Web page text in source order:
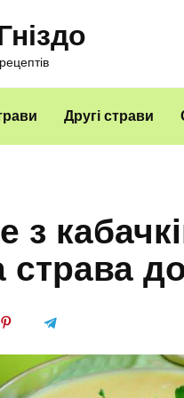
Другі страви
страва